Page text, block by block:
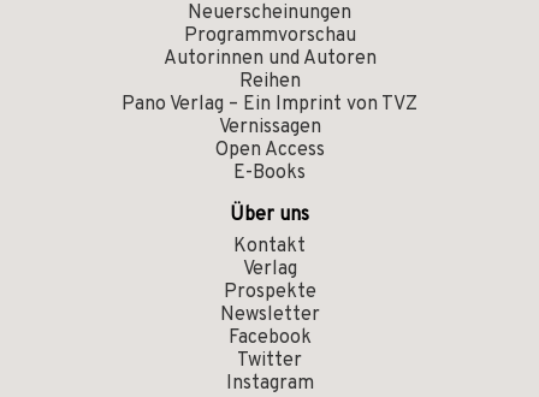
Neuerscheinungen
Programmvorschau
Autorinnen und Autoren
Reihen
Pano Verlag – Ein Imprint von TVZ
Vernissagen
Open Access
E-Books
Über uns
Kontakt
Verlag
Prospekte
Newsletter
Facebook
Twitter
Instagram